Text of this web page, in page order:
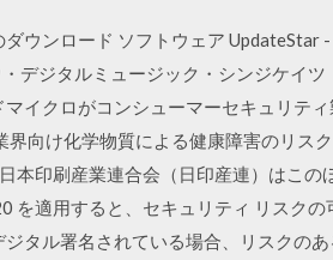
ウンロード ソフトウェア UpdateStar
デジタルミュージック・シンジケイ
イクロがコンシューマーセキュリテ
向け化学物質による健康障害のリス
本印刷産業連合会（日印産連）はこ
を適用すると、セキュリティ リスク
タル署名されている場合、リスクの